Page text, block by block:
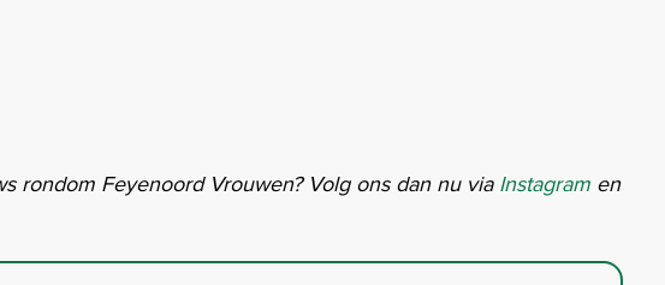
rondom Feyenoord Vrouwen? Volg ons dan nu via Instagram en